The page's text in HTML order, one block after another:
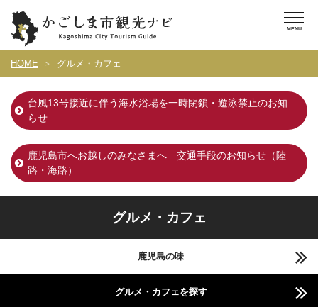
HOME グルメ・カフェ
台風13号接近に伴う海水浴場を一時閉鎖・遊泳禁止のお知
らせ
鹿児島市へお越しのみなさまへ 交通手段のお知らせ（陸
路・海路）
グルメ・カフェ
鹿児島の味
グルメ・カフェを探す